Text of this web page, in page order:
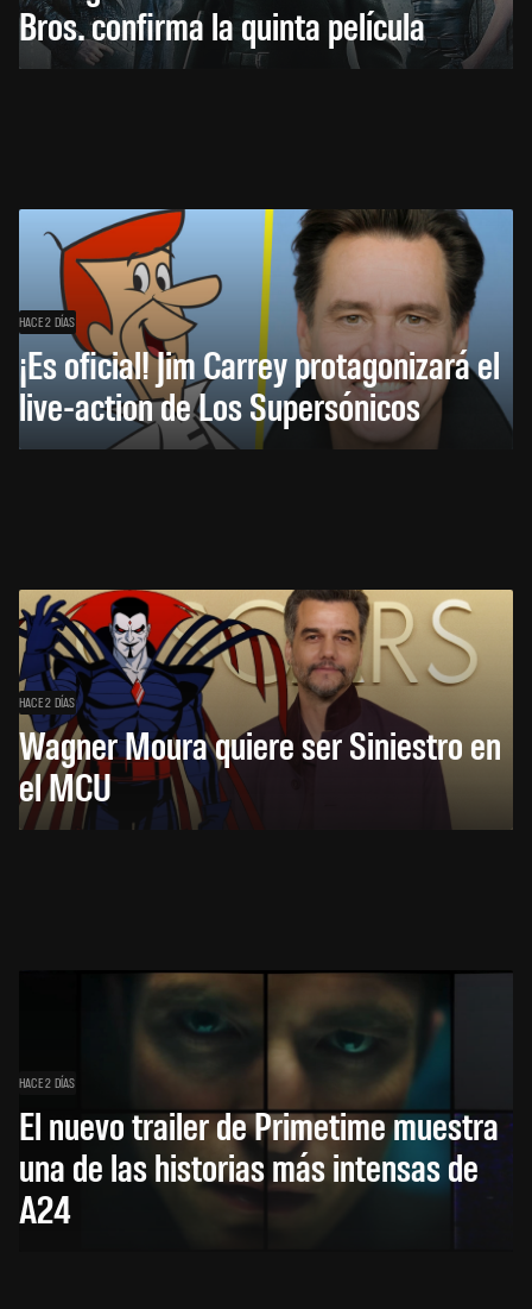
Bros. confirma la quinta película
HACE 2 DÍAS
¡Es oficial! Jim Carrey protagonizará el
live-action de Los Supersónicos
HACE 2 DÍAS
Wagner Moura quiere ser Siniestro en
el MCU
HACE 2 DÍAS
El nuevo trailer de Primetime muestra
una de las historias más intensas de
A24